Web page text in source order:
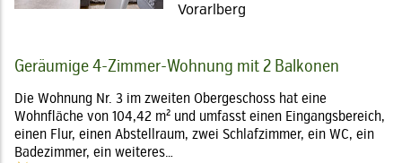
Vorarlberg
Geräumige 4-Zimmer-Wohnung mit 2 Balkonen
Die Wohnung Nr. 3 im zweiten Obergeschoss hat eine
Wohnfläche von 104,42 m² und umfasst einen Eingangsbereich,
einen Flur, einen Abstellraum, zwei Schlafzimmer, ein WC, ein
Badezimmer, ein weiteres…